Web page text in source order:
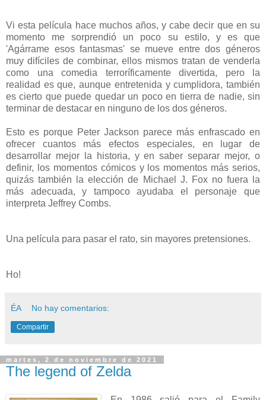
Vi esta película hace muchos años, y cabe decir que en su
momento me sorprendió un poco su estilo, y es que
'Agárrame esos fantasmas' se mueve entre dos géneros
muy difíciles de combinar, ellos mismos tratan de venderla
como una comedia terroríficamente divertida, pero la
realidad es que, aunque entretenida y cumplidora, también
es cierto que puede quedar un poco en tierra de nadie, sin
terminar de destacar en ninguno de los dos géneros.
Esto es porque Peter Jackson parece más enfrascado en
ofrecer cuantos más efectos especiales, en lugar de
desarrollar mejor la historia, y en saber separar mejor, o
definir, los momentos cómicos y los momentos más serios,
quizás también la elección de Michael J. Fox no fuera la
más adecuada, y tampoco ayudaba el personaje que
interpreta Jeffrey Combs.
Una película para pasar el rato, sin mayores pretensiones.
Ho!
ÉA No hay comentarios:
Compartir
martes, 2 de noviembre de 2021
The legend of Zelda